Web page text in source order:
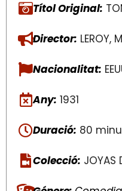
Títol Original:
Director: LEROY,
Nacionalitat:
Any: 1931
Duració: 80
Colecció: JOYAS